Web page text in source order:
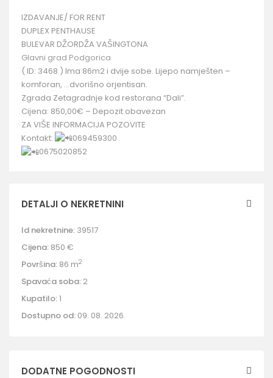
IZDAVANJE/ FOR RENT
DUPLEX PENTHAUSE
BULEVAR DŽORDŽA VAŠINGTONA
Glavni grad Podgorica
( ID: 3468 ) Ima 86m2 i dvije sobe. Lijepo namješten –
komforan, …dvorišno orjentisan.
Zgrada Zetagradnje kod restorana “Dali”.
Cijena: 850,00€ – Depozit obavezan
ZA VIŠE INFORMACIJA POZOVITE
Kontakt:
069459300
0675020852
DETALJI O NEKRETNINI
Id nekretnine: 39517
Cijena: 850 €
Površina: 86 m2
Spavaća soba: 2
Kupatilo:1
Dostupno od: 09. 08. 2026.
DODATNE POGODNOSTI